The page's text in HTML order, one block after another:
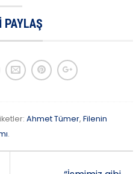
PAYLAŞ
Ahmet Tümer, Filenin
.